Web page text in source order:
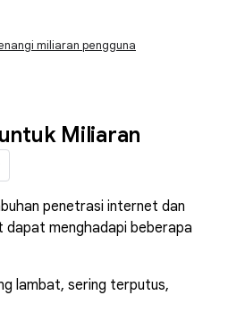
miliaran pengguna
Miliaran
penetrasi internet dan
menghadapi beberapa
lambat, sering terputus,